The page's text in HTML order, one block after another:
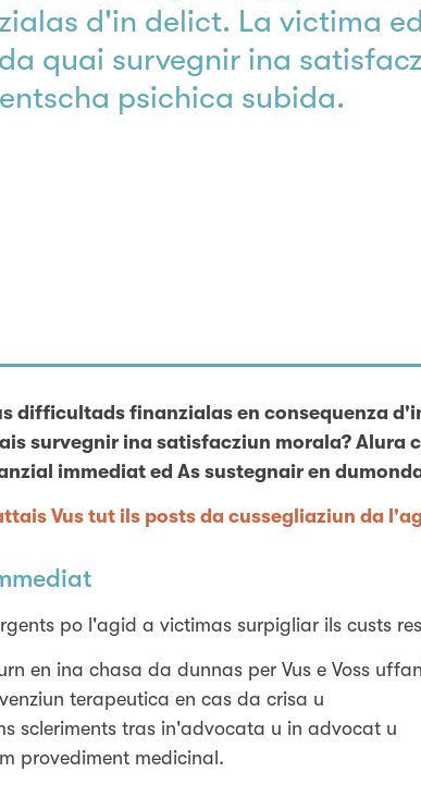
d'in delict. La victima
quai survegnir ina
psichica subida.
difficultads finanzialas en consequenza
survegnir ina satisfacziun morala? Alura
immediat ed As sustegnair en
Vus tut ils posts da cussegliaziun da
po l'agid a victimas surpigliar ils custs
en ina chasa da dunnas per Vus e Voss
terapeutica en cas da crisa u
scleriments tras in'advocata u in advocat u
provediment medicinal.